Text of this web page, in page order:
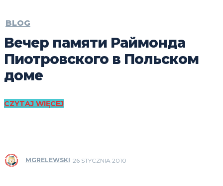
BLOG
Вечер памяти Раймонда
Пиотровского в Польском
доме
CZYTAJ WIĘCEJ
MGRELEWSKI 26 STYCZNIA 2010